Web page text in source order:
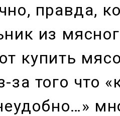
правда,
из
купить
за того что